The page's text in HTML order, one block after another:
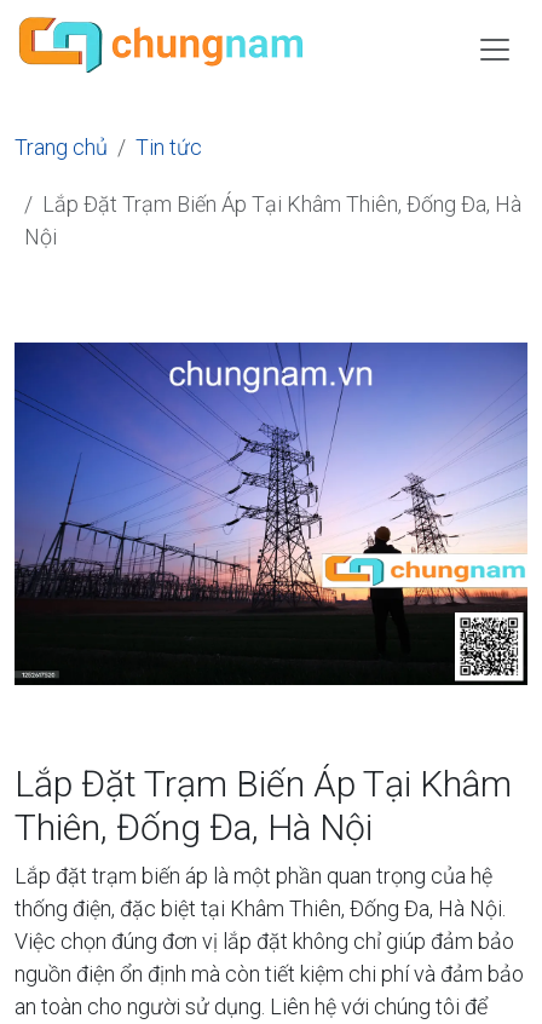
Trang chủ Tin tức
Lắp Đặt Trạm Biến Áp Tại Khâm Thiên, Đống Đa, Hà
Nội
Lắp Đặt Trạm Biến Áp Tại Khâm
Thiên, Đống Đa, Hà Nội
Lắp đặt trạm biến áp là một phần quan trọng của hệ
thống điện, đặc biệt tại Khâm Thiên, Đống Đa, Hà Nội.
Việc chọn đúng đơn vị lắp đặt không chỉ giúp đảm bảo
nguồn điện ổn định mà còn tiết kiệm chi phí và đảm bảo
an toàn cho người sử dụng. Liên hệ với chúng tôi để